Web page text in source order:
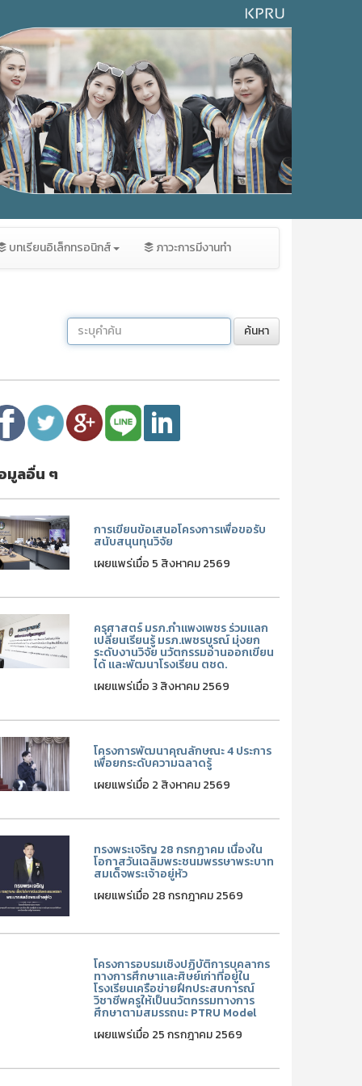
บทเรียนอิเล็กทรอนิกส์ ภาวะการมีงานทำ
ค้นหา
มูลอื่น ๆ
การเขียนข้อเสนอโครงการเพื่อขอรับ
สนับสนุนทุนวิจัย
เผยแพร่เมื่อ 5 สิงหาคม 2569
ครุศาสตร์ มรภ.กำแพงเพชร ร่วมแลก
เปลี่ยนเรียนรู้ มรภ.เพชรบูรณ์ มุ่งยก
ระดับงานวิจัย นวัตกรรมอ่านออกเขียน
ได้ และพัฒนาโรงเรียน ตชด.
เผยแพร่เมื่อ 3 สิงหาคม 2569
โครงการพัฒนาคุณลักษณะ 4 ประการ
เพื่อยกระดับความฉลาดรู้
เผยแพร่เมื่อ 2 สิงหาคม 2569
ทรงพระเจริญ 28 กรกฏาคม เนื่องใน
โอกาสวันเฉลิมพระชนมพรรษาพระบาท
สมเด็จพระเจ้าอยู่หัว
เผยแพร่เมื่อ 28 กรกฎาคม 2569
โครงการอบรมเชิงปฏิบัติการบุคลากร
ทางการศึกษาและศิษย์เก่าที่อยู่ใน
โรงเรียนเครือข่ายฝึกประสบการณ์
วิชาชีพครูให้เป็นนวัตกรรมทางการ
ศึกษาตามสมรรถนะ PTRU Model
เผยแพร่เมื่อ 25 กรกฎาคม 2569